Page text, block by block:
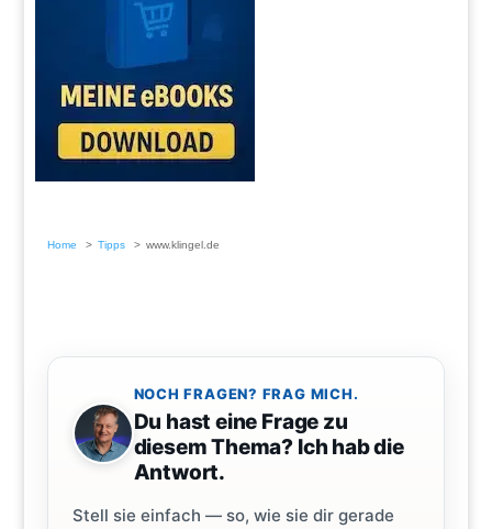
Home Tipps www.klingel.de
NOCH FRAGEN? FRAG MICH.
Du hast eine Frage zu
diesem Thema? Ich hab die
Antwort.
Stell sie einfach — so, wie sie dir gerade